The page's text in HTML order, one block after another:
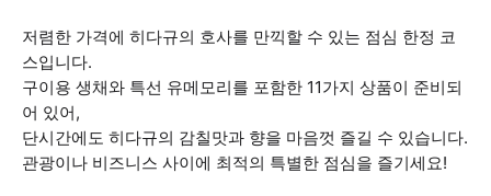
저렴한 가격에 히다규의 호사를 만끽할 수 있는 점심 한정 코
스입니다.
구이용 생채와 특선 유메모리를 포함한 11가지 상품이 준비되
어 있어,
단시간에도 히다규의 감칠맛과 향을 마음껏 즐길 수 있습니다.
관광이나 비즈니스 사이에 최적의 특별한 점심을 즐기세요!